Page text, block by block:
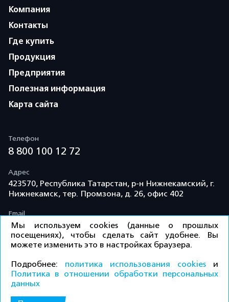
Компания
Контакты
Где купить
Продукция
Предприятия
Полезная информация
Карта сайта
Телефон
8 800 100 12 72
Адрес
423570, Республика Татарстан, р-н Нижнекамский, г.
Нижнекамск, тер. Промзона, д. 26, офис 402
Email
info@td-kama.com
©ООО «Торговый дом «Кама» 2026 / Все права
защищены.
Политика конфиденциальности
Мы используем cookies (данные о прошлых
посещениях), чтобы сделать сайт удобнее. Вы
можете изменить это в настройках браузера.
Подробнее: политика использования cookies и
Политика в отношении обработки персональных
данных